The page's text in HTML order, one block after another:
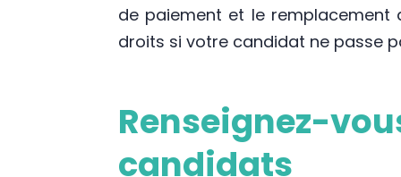
de paiement et le remplacement
droits si votre candidat ne passe
Renseignez-
candidats